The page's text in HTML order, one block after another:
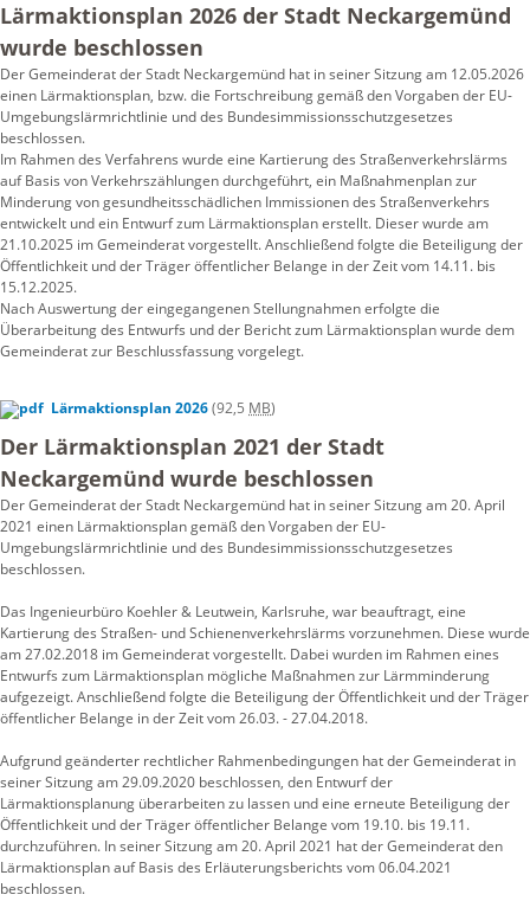
Lärmaktionsplan 2026 der Stadt Neckargemünd
wurde beschlossen
Der Gemeinderat der Stadt Neckargemünd hat in seiner Sitzung am 12.05.2026
einen Lärmaktionsplan, bzw. die Fortschreibung gemäß den Vorgaben der EU-
Umgebungslärmrichtlinie und des Bundesimmissionsschutzgesetzes
beschlossen.
Im Rahmen des Verfahrens wurde eine Kartierung des Straßenverkehrslärms
auf Basis von Verkehrszählungen durchgeführt, ein Maßnahmenplan zur
Minderung von gesundheitsschädlichen Immissionen des Straßenverkehrs
entwickelt und ein Entwurf zum Lärmaktionsplan erstellt. Dieser wurde am
21.10.2025 im Gemeinderat vorgestellt. Anschließend folgte die Beteiligung der
Öffentlichkeit und der Träger öffentlicher Belange in der Zeit vom 14.11. bis
15.12.2025.
Nach Auswertung der eingegangenen Stellungnahmen erfolgte die
Überarbeitung des Entwurfs und der Bericht zum Lärmaktionsplan wurde dem
Gemeinderat zur Beschlussfassung vorgelegt.
Lärmaktionsplan 2026(92,5 MB)
Der Lärmaktionsplan 2021 der Stadt
Neckargemünd wurde beschlossen
Der Gemeinderat der Stadt Neckargemünd hat in seiner Sitzung am 20. April
2021 einen Lärmaktionsplan gemäß den Vorgaben der EU-
Umgebungslärmrichtlinie und des Bundesimmissionsschutzgesetzes
beschlossen.
Das Ingenieurbüro Koehler & Leutwein, Karlsruhe, war beauftragt, eine
Kartierung des Straßen- und Schienenverkehrslärms vorzunehmen. Diese wurde
am 27.02.2018 im Gemeinderat vorgestellt. Dabei wurden im Rahmen eines
Entwurfs zum Lärmaktionsplan mögliche Maßnahmen zur Lärmminderung
aufgezeigt. Anschließend folgte die Beteiligung der Öffentlichkeit und der Träger
öffentlicher Belange in der Zeit vom 26.03. - 27.04.2018.
Aufgrund geänderter rechtlicher Rahmenbedingungen hat der Gemeinderat in
seiner Sitzung am 29.09.2020 beschlossen, den Entwurf der
Lärmaktionsplanung überarbeiten zu lassen und eine erneute Beteiligung der
Öffentlichkeit und der Träger öffentlicher Belange vom 19.10. bis 19.11.
durchzuführen. In seiner Sitzung am 20. April 2021 hat der Gemeinderat den
Lärmaktionsplan auf Basis des Erläuterungsberichts vom 06.04.2021
beschlossen.